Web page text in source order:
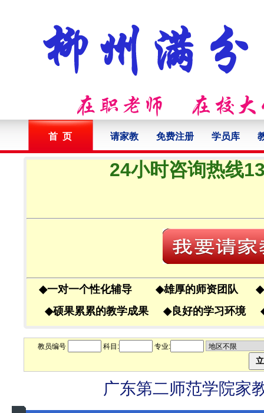
首 页 请家教 免费注册 学员库
24小时咨询热线
◆一对一个性化辅导 ◆雄厚的师资团队 ◆
◆硕果累累的教学成果 ◆良好的学习环境
教员编号 科目: 专业:
广东第二师范学院家